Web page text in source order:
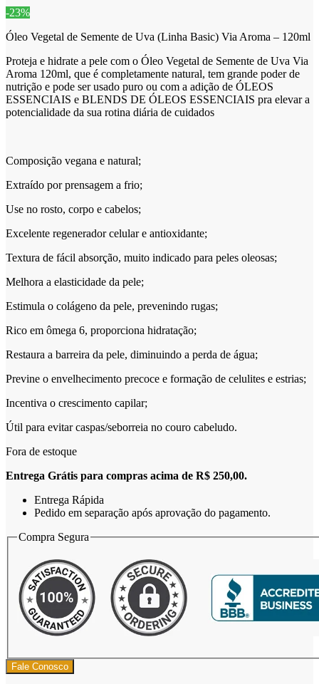
-23%
Óleo Vegetal de Semente de Uva (Linha Basic) Via Aroma – 120ml
Proteja e hidrate a pele com o Óleo Vegetal de Semente de Uva Via
Aroma 120ml, que é completamente natural, tem grande poder de
nutrição e pode ser usado puro ou com a adição de ÓLEOS
ESSENCIAIS e BLENDS DE ÓLEOS ESSENCIAIS pra elevar a
potencialidade da sua rotina diária de cuidados
Composição vegana e natural;
Extraído por prensagem a frio;
Use no rosto, corpo e cabelos;
Excelente regenerador celular e antioxidante;
Textura de fácil absorção, muito indicado para peles oleosas;
Melhora a elasticidade da pele;
Estimula o colágeno da pele, prevenindo rugas;
Rico em ômega 6, proporciona hidratação;
Restaura a barreira da pele, diminuindo a perda de água;
Previne o envelhecimento precoce e formação de celulites e estrias;
Incentiva o crescimento capilar;
Útil para evitar caspas/seborreia no couro cabeludo.
Fora de estoque
Entrega Grátis para compras acima de R$ 250,00.
Entrega Rápida
Pedido em separação após aprovação do pagamento.
Compra Segura
Fale Conosco